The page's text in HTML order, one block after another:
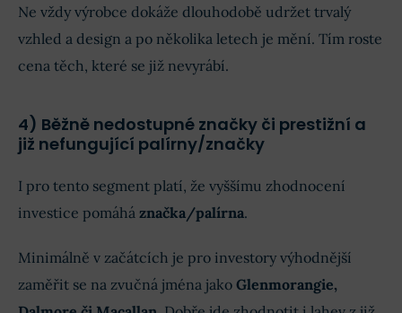
Ne vždy výrobce dokáže dlouhodobě udržet trvalý
vzhled a design a po několika letech je mění. Tím roste
cena těch, které se již nevyrábí.
4) Běžně nedostupné značky či prestižní a
již nefungující palírny/značky
I pro tento segment platí, že vyššímu zhodnocení
investice pomáhá značka/palírna.
Minimálně v začátcích je pro investory výhodnější
zaměřit se na zvučná jména jako Glenmorangie,